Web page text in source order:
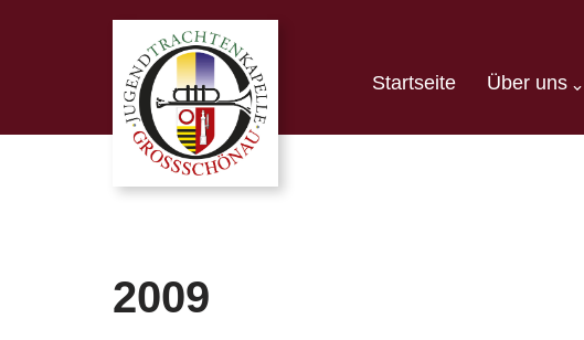
Startseite Über uns
2009